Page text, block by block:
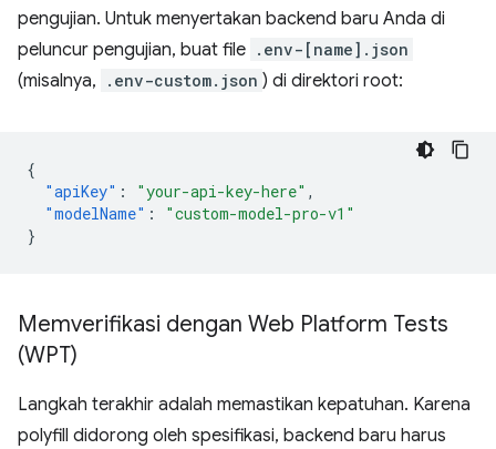
pengujian. Untuk menyertakan backend baru Anda di
peluncur pengujian, buat file .env-[name].json
(misalnya, .env-custom.json ) di direktori root:
{
"apiKey" : "your-api-key-here" ,
"modelName" :
"custom-model-pro-v1"
}
Memverifikasi dengan Web Platform Tests
(WPT)
Langkah terakhir adalah memastikan kepatuhan. Karena
polyfill didorong oleh spesifikasi, backend baru harus